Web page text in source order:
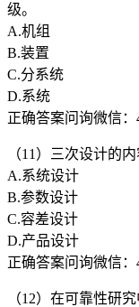
级。
A.机组
B.装置
C.分系统
D.系统
正确答案问询微信：
（11）三次设计的
A.系统设计
B.参数设计
C.容差设计
D.产品设计
正确答案问询微信：
（12）在可靠性研